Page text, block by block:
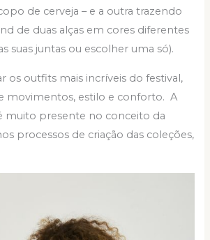
de cerveja – e a outra trazendo
de duas alças em cores diferentes
suas juntas ou escolher uma só).
os outfits mais incríveis do festival,
movimentos, estilo e conforto. A
muito presente no conceito da
processos de criação das coleções,